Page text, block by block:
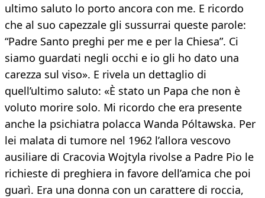
ultimo saluto lo porto ancora con me. E ricordo
che al suo capezzale gli sussurrai queste parole:
“Padre Santo preghi per me e per la Chiesa”. Ci
siamo guardati negli occhi e io gli ho dato una
carezza sul viso». E rivela un dettaglio di
quell’ultimo saluto: «È stato un Papa che non è
voluto morire solo. Mi ricordo che era presente
anche la psichiatra polacca Wanda Póltawska. Per
lei malata di tumore nel 1962 l’allora vescovo
ausiliare di Cracovia Wojtyla rivolse a Padre Pio le
richieste di preghiera in favore dell’amica che poi
guarì. Era una donna con un carattere di roccia,